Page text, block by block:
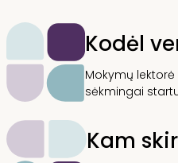
Kodėl
Mokymų
sėkmingai
Kam